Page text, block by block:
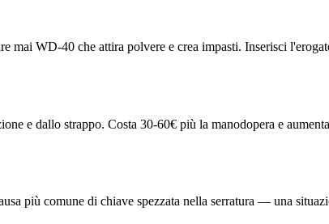
WD-40 che attira polvere e crea impasti. Inserisci
e dallo strappo. Costa 30-60€ più la manodopera e
più comune di chiave spezzata nella serratura — una